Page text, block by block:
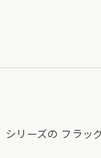
リーズの フラ